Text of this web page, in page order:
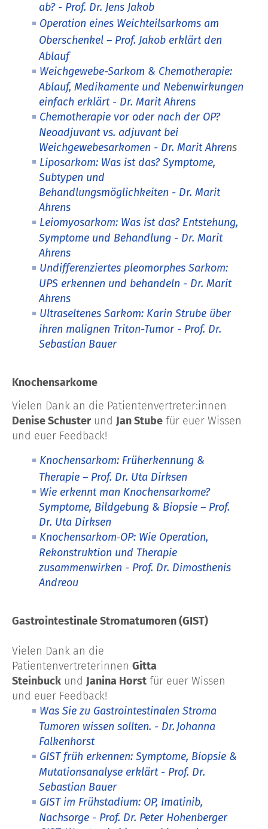
ab? - Prof. Dr. Jens Jakob
Operation eines Weichteilsarkoms am
Oberschenkel – Prof. Jakob erklärt den
Ablauf
Weichgewebe-Sarkom & Chemotherapie:
Ablauf, Medikamente und Nebenwirkungen
einfach erklärt - Dr. Marit Ahrens
Chemotherapie vor oder nach der OP?
Neoadjuvant vs. adjuvant bei
Weichgewebesarkomen - Dr. Marit Ahrens
Liposarkom: Was ist das? Symptome,
Subtypen und
Behandlungsmöglichkeiten - Dr. Marit
Ahrens
Leiomyosarkom: Was ist das? Entstehung,
Symptome und Behandlung - Dr. Marit
Ahrens
Undifferenziertes pleomorphes Sarkom:
UPS erkennen und behandeln - Dr. Marit
Ahrens
Ultraseltenes Sarkom: Karin Strube über
ihren malignen Triton-Tumor - Prof. Dr.
Sebastian Bauer
Knochensarkome
Vielen Dank an die Patientenvertreter:innen
Denise Schusterund Jan Stube für euer Wissen
und euer Feedback!
Knochensarkom: Früherkennung &
Therapie – Prof. Dr. Uta Dirksen
Wie erkennt man Knochensarkome?
Symptome, Bildgebung & Biopsie – Prof.
Dr. Uta Dirksen
Knochensarkom‑OP: Wie Operation,
Rekonstruktion und Therapie
zusammenwirken - Prof. Dr. Dimosthenis
Andreou
Gastrointestinale Stromatumoren (GIST)
Vielen Dank an die
Patientenvertreterinnen Gitta
Steinbuck und Janina Horst für euer Wissen
und euer Feedback!
Was Sie zu Gastrointestinalen Stroma
Tumoren wissen sollten. - Dr. Johanna
Falkenhorst
GIST früh erkennen: Symptome, Biopsie &
Mutationsanalyse erklärt - Prof. Dr.
Sebastian Bauer
GIST im Frühstadium: OP, Imatinib,
Nachsorge - Prof. Dr. Peter Hohenberger